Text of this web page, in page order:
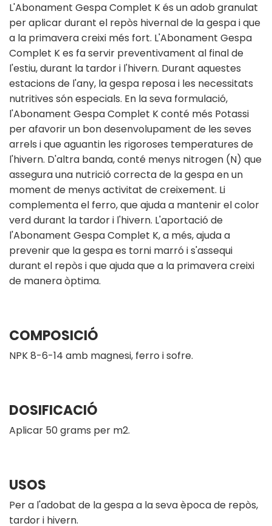
L'Abonament Gespa Complet K és un adob granulat
per aplicar durant el repòs hivernal de la gespa i que
a la primavera creixi més fort. L'Abonament Gespa
Complet K es fa servir preventivament al final de
l'estiu, durant la tardor i l'hivern. Durant aquestes
estacions de l'any, la gespa reposa i les necessitats
nutritives són especials. En la seva formulació,
l'Abonament Gespa Complet K conté més Potassi
per afavorir un bon desenvolupament de les seves
arrels i que aguantin les rigoroses temperatures de
l'hivern. D'altra banda, conté menys nitrogen (N) que
assegura una nutrició correcta de la gespa en un
moment de menys activitat de creixement. Li
complementa el ferro, que ajuda a mantenir el color
verd durant la tardor i l'hivern. L'aportació de
l'Abonament Gespa Complet K, a més, ajuda a
prevenir que la gespa es torni marró i s'assequi
durant el repòs i que ajuda que a la primavera creixi
de manera òptima.
COMPOSICIÓ
NPK 8-6-14 amb magnesi, ferro i sofre.
DOSIFICACIÓ
Aplicar 50 grams per m2.
USOS
Per a l'adobat de la gespa a la seva època de repòs,
tardor i hivern.